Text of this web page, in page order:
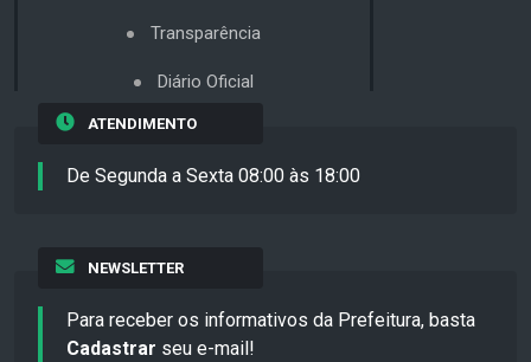
Transparência
Diário Oficial
ATENDIMENTO
De Segunda a Sexta 08:00 às 18:00
NEWSLETTER
Para receber os informativos da Prefeitura, basta
Cadastrar seu e-mail!